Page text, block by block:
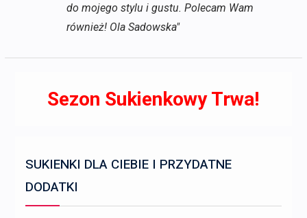
do mojego stylu i gustu. Polecam Wam
również! Ola Sadowska"
Sezon Sukienkowy Trwa!
SUKIENKI DLA CIEBIE I PRZYDATNE
DODATKI